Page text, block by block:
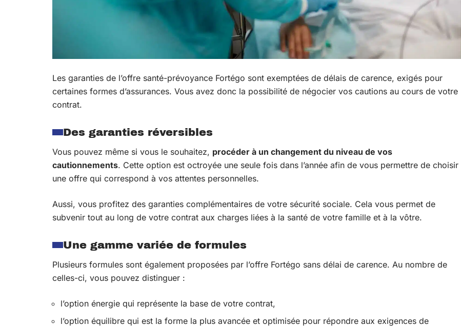
Les garanties de l’offre santé-prévoyance Fortégo sont exemptées de délais de carence, exigés pour
certaines formes d’assurances. Vous avez donc la possibilité de négocier vos cautions au cours de votre
contrat.
Des garanties réversibles
Vous pouvez même si vous le souhaitez, procéder à un changement du niveau de vos
cautionnements. Cette option est octroyée une seule fois dans l’année afin de vous permettre de choisir
une offre qui correspond à vos attentes personnelles.
Aussi, vous profitez des garanties complémentaires de votre sécurité sociale. Cela vous permet de
subvenir tout au long de votre contrat aux charges liées à la santé de votre famille et à la vôtre.
Une gamme variée de formules
Plusieurs formules sont également proposées par l’offre Fortégo sans délai de carence. Au nombre de
celles-ci, vous pouvez distinguer :
l’option énergie qui représente la base de votre contrat,
l’option équilibre qui est la forme la plus avancée et optimisée pour répondre aux exigences de